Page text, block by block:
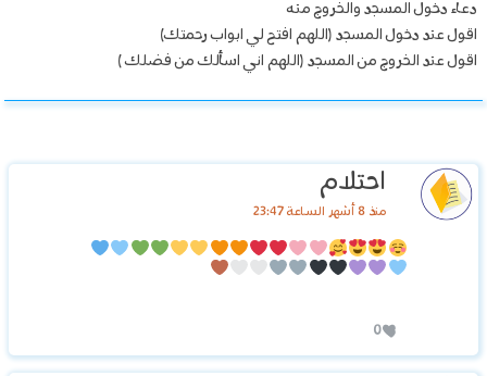
دعاء دخول المسجد والخروج منه
اقول عند دخول المسجد (اللهم افتح لي ابواب رحمتك)
اقول عند الخروج من المسجد (اللهم اني اسألك من فضلك )
احتلام
منذ 8 أشهر الساعة 23:47
0